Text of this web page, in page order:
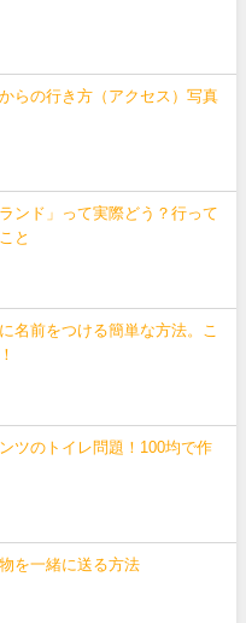
らの行き方（アクセス）写真
ンド」って実際どう？行って
と
名前をつける簡単な方法。こ
ツのトイレ問題！100均で作
を一緒に送る方法